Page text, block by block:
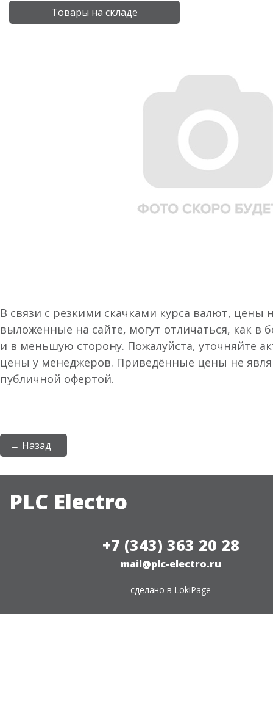
Товары на складе
В связи с резкими скачками курса валют, цены
выложенные на сайте, могут отличаться, как в
и в меньшую сторону. Пожалуйста, уточняйте
цены у менеджеров. Приведённые цены не
публичной офертой.
← Назад
PLC Electro
+7 (343) 363 20 28
mail@plc-electro.ru
сделано в LokiPage